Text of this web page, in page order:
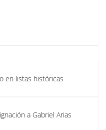
en listas históricas
a Gabriel Arias